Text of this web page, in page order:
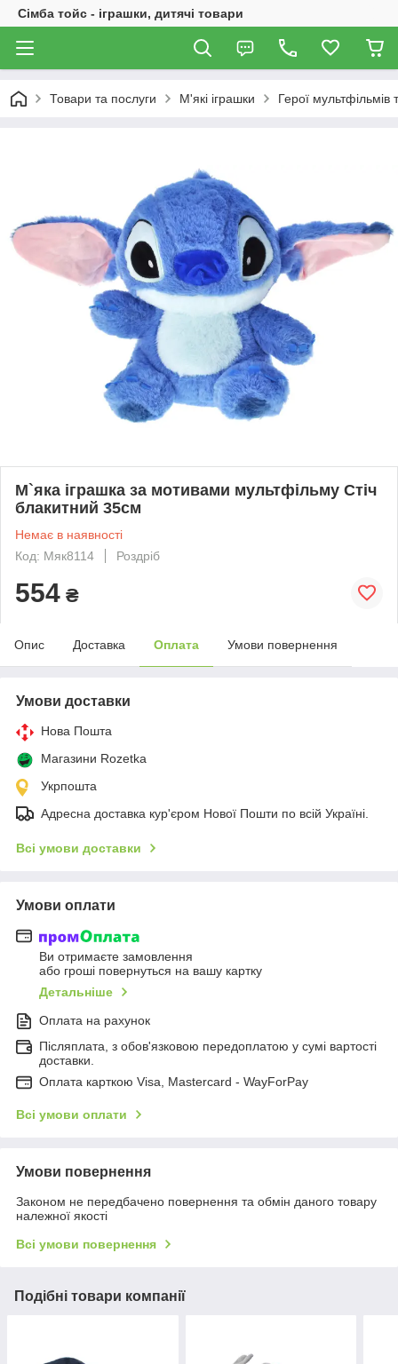
Сімба тойс - іграшки, дитячі товари
Товари та послуги М'які іграшки Герої мультфільмів
М`яка іграшка за мотивами мультфільму Стіч
блакитний 35см
Немає в наявності
Код: Мяк8114
Роздріб
554 ₴
Опис Доставка Оплата Умови повернення
Умови доставки
Нова Пошта
Магазини Rozetka
Укрпошта
Адресна доставка кур'єром Нової Пошти по всій Україні.
Всі умови доставки
Умови оплати
Ви отримаєте замовлення
або гроші повернуться на вашу картку
Детальніше
Оплата на рахунок
Післяплата, з обов'язковою передоплатою у сумі вартості
доставки.
Оплата карткою Visa, Mastercard - WayForPay
Всі умови оплати
Умови повернення
Законом не передбачено повернення та обмін даного товару
належної якості
Всі умови повернення
Подібні товари компанії